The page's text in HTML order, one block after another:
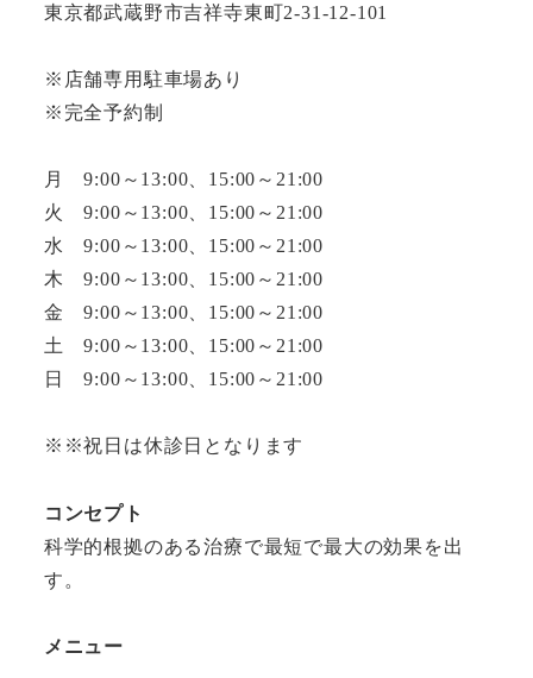
東京都武蔵野市吉祥寺東町2-31-12-101
※店舗専用駐車場あり
※完全予約制
月 9:00～13:00、15:00～21:00
火 9:00～13:00、15:00～21:00
水 9:00～13:00、15:00～21:00
木 9:00～13:00、15:00～21:00
金 9:00～13:00、15:00～21:00
土 9:00～13:00、15:00～21:00
日 9:00～13:00、15:00～21:00
※※祝日は休診日となります
コンセプト
科学的根拠のある治療で最短で最大の効果を出
す。
メニュー